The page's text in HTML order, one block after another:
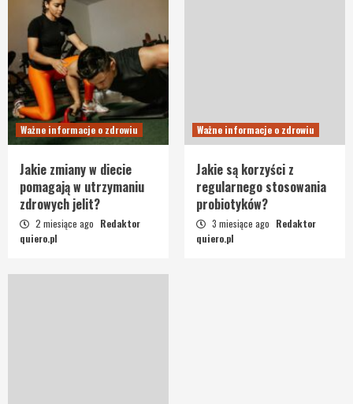
Ważne informacje o zdrowiu
Jakie zmiany w diecie
pomagają w utrzymaniu
zdrowych jelit?
2 miesiące ago Redaktor
quiero.pl
Ważne informacje o zdrowiu
Jakie są korzyści z
regularnego stosowania
probiotyków?
3 miesiące ago Redaktor
quiero.pl